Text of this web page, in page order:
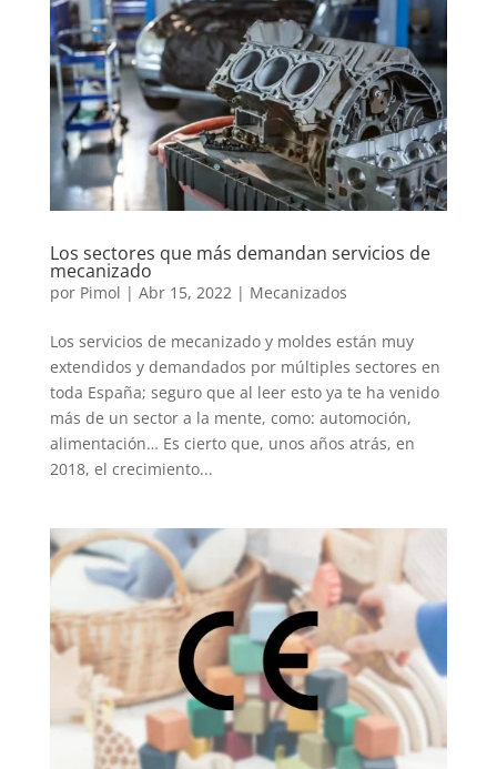
Los sectores que más demandan servicios de
mecanizado
por Pimol | Abr 15, 2022| Mecanizados
Los servicios de mecanizado y moldes están muy
extendidos y demandados por múltiples sectores en
toda España; seguro que al leer esto ya te ha venido
más de un sector a la mente, como: automoción,
alimentación… Es cierto que, unos años atrás, en
2018, el crecimiento...